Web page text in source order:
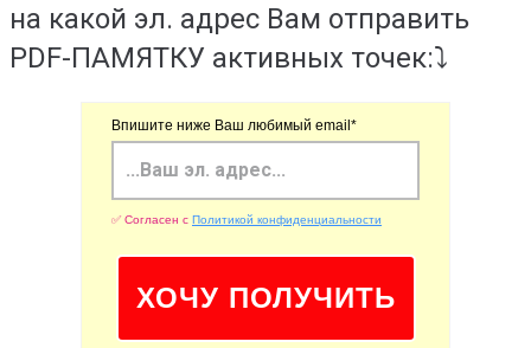
на какой эл. адрес Вам отправить
PDF-ПАМЯТКУ активных точек:⤵️
Впишите ниже Ваш любимый email*
✅ Согласен с Политикой конфиденциальности